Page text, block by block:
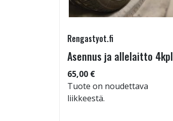
Rengastyot.fi
Asennus ja allelaitto 4kpl
65,00 €
Tuote on noudettava
liikkeestä.